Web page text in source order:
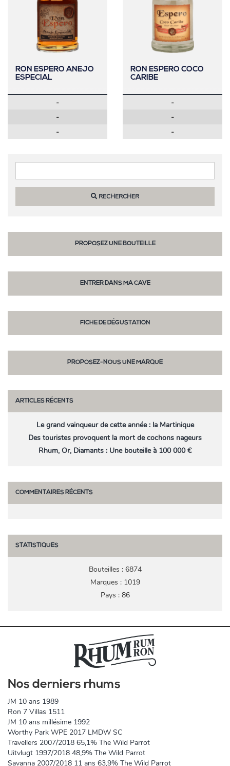
RON ESPERO ANEJO
ESPECIAL
-
-
-
RON ESPERO COCO
CARIBE
-
-
-
RECHERCHER
PROPOSEZ UNE BOUTEILLE
ENTRER DANS MA CAVE
FICHE DE DÉGUSTATION
PROPOSEZ-NOUS UNE MARQUE
ARTICLES RÉCENTS
Le grand vainqueur de cette année : la Martinique
Des touristes provoquent la mort de cochons nageurs
Rhum, Or, Diamants : Une bouteille à 100 000 €
COMMENTAIRES RÉCENTS
STATISTIQUES
Bouteilles : 6874
Marques : 1019
Pays : 86
Nos derniers rhums
JM 10 ans 1989
Ron 7 Villas 1511
JM 10 ans millésime 1992
Worthy Park WPE 2017 LMDW SC
Travellers 2007/2018 65,1% The Wild Parrot
Uitvlugt 1997/2018 48,9% The Wild Parrot
Savanna 2007/2018 11 ans 63,9% The Wild Parrot